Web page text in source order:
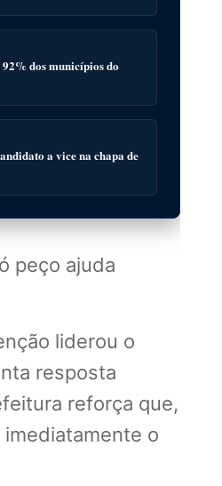
dos municípios do
a vice na chapa de
peço ajuda
liderou o
resposta
reforça que,
o